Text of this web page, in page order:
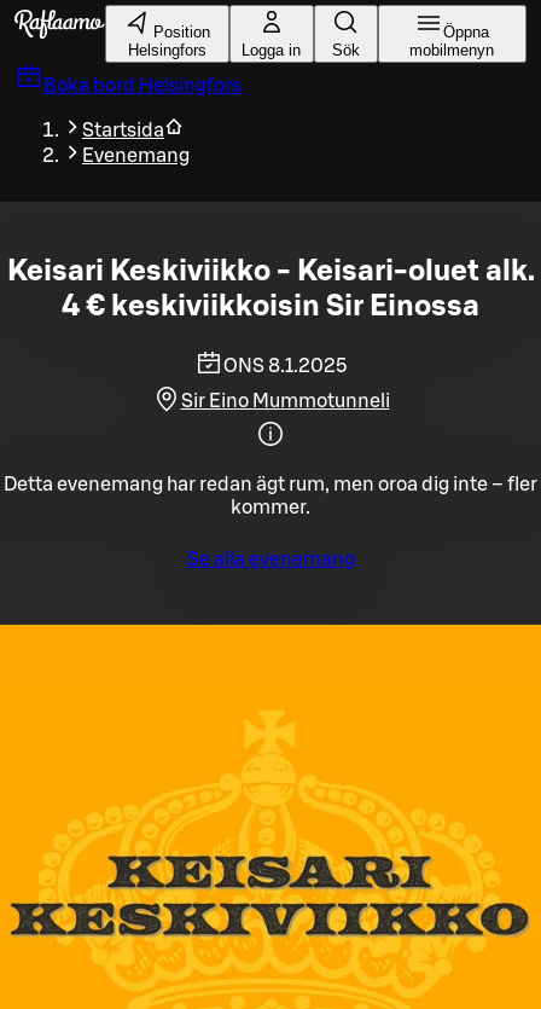
Gå till huvudinnehållet
Position
Helsingfors
Logga in Sök
Öppna
mobilmenyn
Boka bord Helsingfors
Startsida
Evenemang
Keisari Keskiviikko - Keisari-oluet alk.
4 € keskiviikkoisin Sir Einossa
ONS 8.1.2025
Sir Eino Mummotunneli
Detta evenemang har redan ägt rum, men oroa dig inte – fler
kommer.
Se alla evenemang